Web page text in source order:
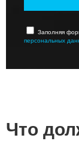
Заполняя
персональных
Что